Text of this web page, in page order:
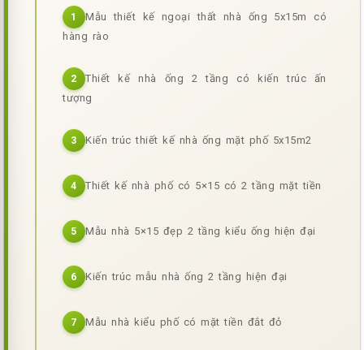
1
Mẫu thiết kế ngoại thất nhà ống 5x15m có
hàng rào
2
Thiết kế nhà ống 2 tầng có kiến trúc ấn
tượng
3 Kiến trúc thiết kế nhà ống mặt phố 5x15m2
4 Thiết kế nhà phố có 5×15 có 2 tầng mặt tiền
5 Mẫu nhà 5×15 đẹp 2 tầng kiểu ống hiện đại
6 Kiến trúc mẫu nhà ống 2 tầng hiện đại
7 Mẫu nhà kiểu phố có mặt tiền đắt đỏ